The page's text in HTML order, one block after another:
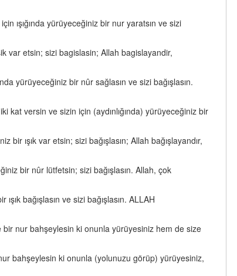
ışığında yürüyeceğiniz bir nur yaratsın ve sizi
var etsin; sizi bagislasin; Allah bagislayandir,
yürüyeceğiniz bir nûr sağlasın ve sizi bağışlasın.
kat versin ve sizin için (aydınlığında) yürüyeceğiniz bir
ışık var etsin; sizi bağışlasın; Allah bağışlayandır,
bir nûr lütfetsin; sizi bağışlasın. Allah, çok
bağışlasın ve sizi bağışlasın. ALLAH
nur bahşeylesin ki onunla yürüyesiniz hem de size
bahşeylesin ki onunla (yolunuzu görüp) yürüyesiniz,